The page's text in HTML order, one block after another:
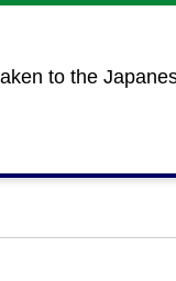
to the
を実施していま